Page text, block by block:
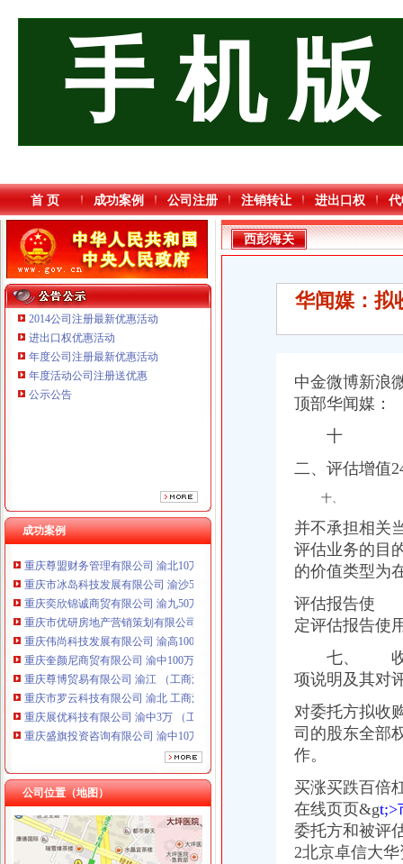
手 机 版
首 页 成功案例 公司注册 注销转让 进出口权
2014公司注册最新优惠活动
进出口权优惠活动
年度公司注册最新优惠活动
年度活动公司注册送优惠
公示公告
成功案例
重庆奕欣锦诚商贸有限公司 渝九50万 （工商注册）
重庆市优研房地产营销策划有限公司
重庆盛旗投资咨询有限公司 渝中10万 （工商注册）
重庆灵娱科技有限公司 渝北3万 （工商注册）
重庆尊盟财务管理有限公司 渝北10万 （工商注册）
重庆市冰岛科技发展有限公司 渝沙50万 （进出口权）
重庆奕欣锦诚商贸有限公司 渝九50万 （工商注册）
重庆市优研房地产营销策划有限公司
重庆伟尚科技发展有限公司 渝高100万 （工商注册）
重庆奎颜尼商贸有限公司 渝中100万 （工商注册）
重庆尊博贸易有限公司 渝江 （工商注册）
重庆市罗云科技有限公司 渝北 工商注册
重庆展优科技有限公司 渝中3万 （工商注册）
重庆盛旗投资咨询有限公司 渝中10万 （工商注册）
重庆灵娱科技有限公司 渝北3万 （工商注册）
重庆尊盟财务管理有限公司 渝北10万 （工商注册）
重庆市冰岛科技发展有限公司 渝沙50万 （进出口权）
公司位置（地图）
西彭海关
华闻媒：拟
中金微博新浪
顶部华闻媒：
十
二、评估增
十、
并不承担相关
评估业务的目
的价值类型为
评估报告使
定评估报告
七、 收益
项说明及其对
对委托方拟收
司的股东全部
作。
买涨买跌百倍
在线页页&gt;>
委托方和被评
2北京卓信大